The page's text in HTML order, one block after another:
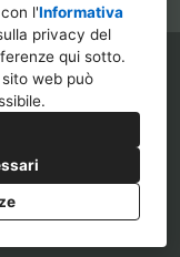
l'Informativa
privacy del
qui sotto.
web può
Milano